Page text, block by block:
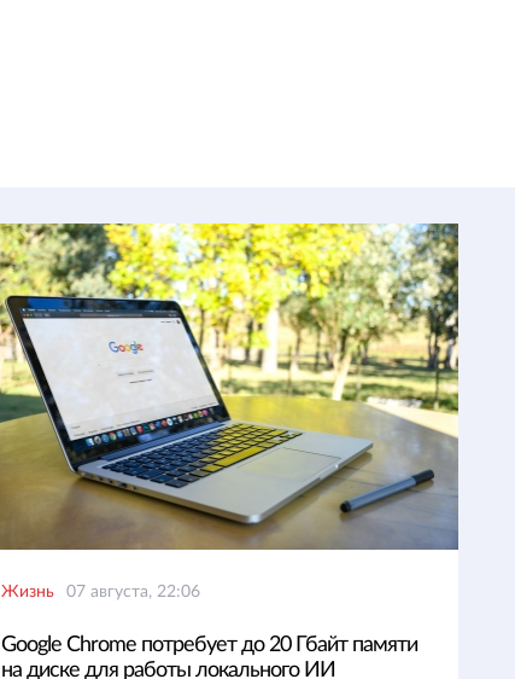
Жизнь 07 августа, 22:06
Google Chrome потребует до 20 Гбайт памяти
на диске для работы локального ИИ